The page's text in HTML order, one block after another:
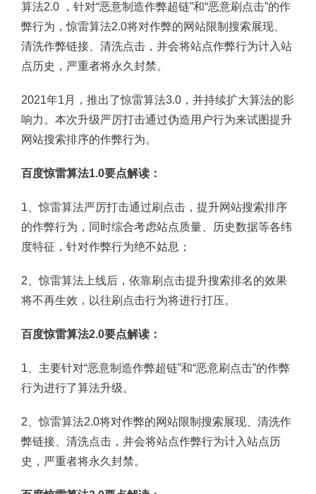
算法2.0 ，针对“恶意制造作弊超链”和“恶意刷点击”的作
弊行为，惊雷算法2.0将对作弊的网站限制搜索展现、
清洗作弊链接、清洗点击，并会将站点作弊行为计入站
点历史，严重者将永久封禁。
2021年1月，推出了惊雷算法3.0，并持续扩大算法的影
响力。本次升级严厉打击通过伪造用户行为来试图提升
网站搜索排序的作弊行为。
百度惊雷算法1.0要点解读：
1、惊雷算法严厉打击通过刷点击，提升网站搜索排序
的作弊行为，同时综合考虑站点质量、历史数据等各纬
度特征，针对作弊行为绝不姑息；
2、惊雷算法上线后，依靠刷点击提升搜索排名的效果
将不再生效，以往刷点击行为将进行打压。
百度惊雷算法2.0要点解读：
1、主要针对“恶意制造作弊超链”和“恶意刷点击”的作弊
行为进行了算法升级。
2、惊雷算法2.0将对作弊的网站限制搜索展现、清洗作
弊链接、清洗点击，并会将站点作弊行为计入站点历
史，严重者将永久封禁。